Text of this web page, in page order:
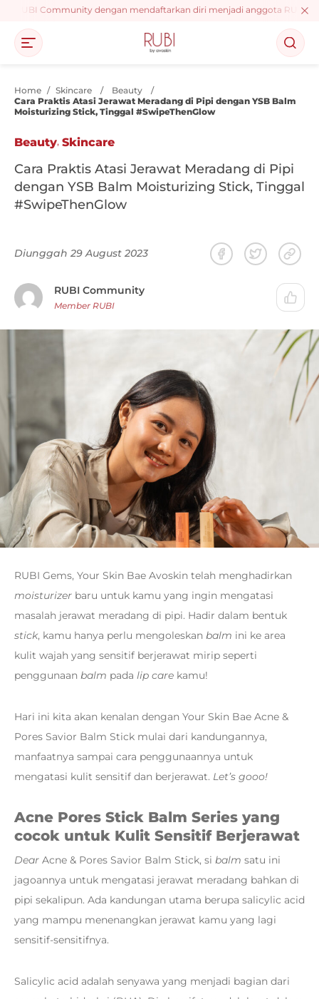
RUBI Community dengan mendaftarkan diri menjadi anggota RUBI,
Home / Skincare / Beauty
/
Cara Praktis Atasi Jerawat Meradang di Pipi dengan YSB Balm
Moisturizing Stick, Tinggal #SwipeThenGlow
Beauty, Skincare
Cara Praktis Atasi Jerawat Meradang di Pipi
dengan YSB Balm Moisturizing Stick, Tinggal
#SwipeThenGlow
Diunggah 29 August 2023
RUBI Community
Member RUBI
RUBI Gems, Your Skin Bae Avoskin telah menghadirkan
moisturizer baru untuk kamu yang ingin mengatasi
masalah jerawat meradang di pipi. Hadir dalam bentuk
stick, kamu hanya perlu mengoleskan balm ini ke area
kulit wajah yang sensitif berjerawat mirip seperti
penggunaan balm pada lip care kamu!
Hari ini kita akan kenalan dengan Your Skin Bae Acne &
Pores Savior Balm Stick mulai dari kandungannya,
manfaatnya sampai cara penggunaannya untuk
mengatasi kulit sensitif dan berjerawat. Let’s gooo!
Acne Pores Stick Balm Series yang
cocok untuk Kulit Sensitif Berjerawat
Dear Acne & Pores Savior Balm Stick, si balm satu ini
jagoannya untuk mengatasi jerawat meradang bahkan di
pipi sekalipun. Ada kandungan utama berupa salicylic acid
yang mampu menenangkan jerawat kamu yang lagi
sensitif-sensitifnya.
Salicylic acid adalah senyawa yang menjadi bagian dari